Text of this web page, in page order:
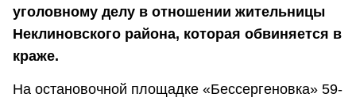
уголовному делу в отношении жительницы
Неклиновского района, которая обвиняется в
краже.
На остановочной площадке «Бессергеновка» 59-